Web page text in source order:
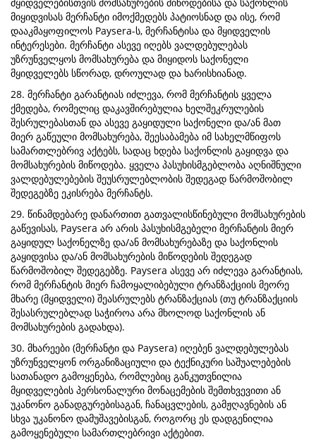
მიყიდვისას მერჩანტი იმოქმედებს პატიოსნად და ისე, რომ
დააკმაყოფილოს Paysera-ს, მერჩანტისა და მყიდველის
ინტერესები. მერჩანტი ასევე იღებს ვალდებულებას
უზრუნველყოს მომსახურება და მიყიდოს საქონელი
მყიდველებს სწორად, დროულად და ხარისხიანად.
28. მერჩანტი გარანტიას იძლევა, რომ მერჩანტის ყველა
ქმედება, რომელიც დაკავშირებულია ხელშეკრულების
შესრულებასთან და ასევე გაყიდული საქონელი და/ან მათ
მიერ გაწეული მომსახურება, შეესაბამება იმ სახელმწიფოს
სამართლებრივ აქტებს, სადაც ხდება საქონლის გაყიდვა და
მომსახურების მიწოდება. ყველა პასუხისმგებლობა აღნიშნული
ვალდებულებების შეუსრულებლობის შედეგად წარმოშობილ
შედეგებზე ეკისრება მერჩანტს.
29. წინამდებარე დანართით გათვალისწინებული მომსახურების
გაწევისას, Paysera არ არის პასუხისმგებელი მერჩანტის მიერ
გაყიდულ საქონელზე და/ან მომსახურებაზე და საქონლის
გაყიდვისა და/ან მომსახურების მიწოდების შედეგად
წარმოშობილ შედეგებზე. Paysera ასევე არ იძლევა გარანტიას,
რომ მერჩანტის მიერ ჩამოყალიბებული ტრანზაქციის მეორე
მხარე (მყიდველი) შეასრულებს ტრანზაქციას (თუ ტრანზაქციის
შესასრულებლად საჭიროა არა მხოლოდ საქონლის ან
მომსახურების გადახდა).
30. მხარეები (მერჩანტი და Paysera) იღებენ ვალდებულებას
უზრუნველყონ ორგანიზაციული და ტექნიკური საშუალებების
სათანადო გამოყენება, რომლებიც განკუთვნილია
მყიდველების პერსონალური მონაცემების შემთხვევითი ან
უკანონო განადგურებისაგან, ჩანაცვლების, გამჟღავნების ან
სხვა უკანონო დამუშავებისგან, როგორც ეს დადგენილია
გამოყენებული სამართლებრივი აქტებით.